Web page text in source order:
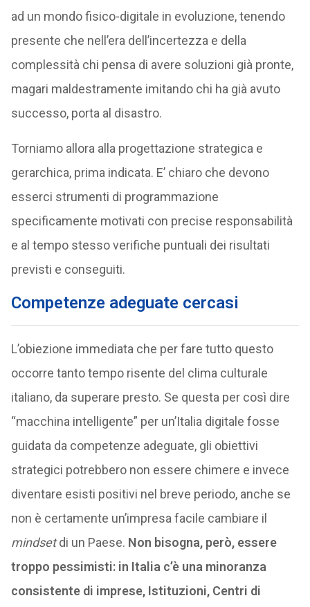
ad un mondo fisico-digitale in evoluzione, tenendo
presente che nell’era dell’incertezza e della
complessità chi pensa di avere soluzioni già pronte,
magari maldestramente imitando chi ha già avuto
successo, porta al disastro.
Torniamo allora alla progettazione strategica e
gerarchica, prima indicata. E’ chiaro che devono
esserci strumenti di programmazione
specificamente motivati con precise responsabilità
e al tempo stesso verifiche puntuali dei risultati
previsti e conseguiti.
Competenze adeguate cercasi
L’obiezione immediata che per fare tutto questo
occorre tanto tempo risente del clima culturale
italiano, da superare presto. Se questa per così dire
“macchina intelligente” per un’Italia digitale fosse
guidata da competenze adeguate, gli obiettivi
strategici potrebbero non essere chimere e invece
diventare esisti positivi nel breve periodo, anche se
non è certamente un’impresa facile cambiare il
mindsetdi un Paese. Non bisogna, però, essere
troppo pessimisti: in Italia c’è una minoranza
consistente di imprese, Istituzioni, Centri di